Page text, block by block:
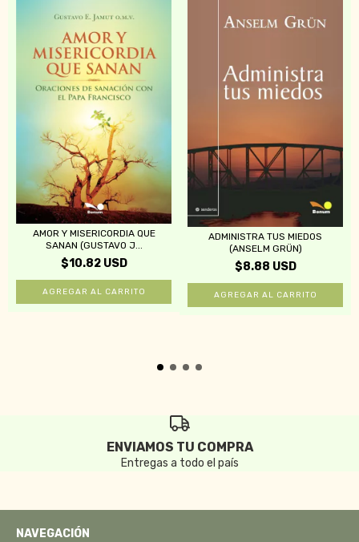
AMOR Y MISERICORDIA QUE
SANAN (GUSTAVO J...
$10.82 USD
ADMINISTRA TUS MIEDOS
(ANSELM GRÜN)
$8.88 USD
ENVIAMOS TU COMPRA
Entregas a todo el país
NAVEGACIÓN